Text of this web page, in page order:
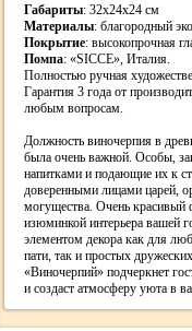
Габариты: 32x24x24 см
Материалы: благородный
Покрытие: высокопрочная
Помпа: «SICCE», Италия.
Полностью ручная
Гарантия 3 года от
любым вопросам.
Должность виночерпия в
была очень важной. Особы,
напитками и подающие их к
доверенными лицами царей,
могущества. Очень красивый
изюминкой интерьера вашей
элементом декора как для
пати, так и простых
«Виночерпий» подчеркнет
и создаст атмосферу уюта в